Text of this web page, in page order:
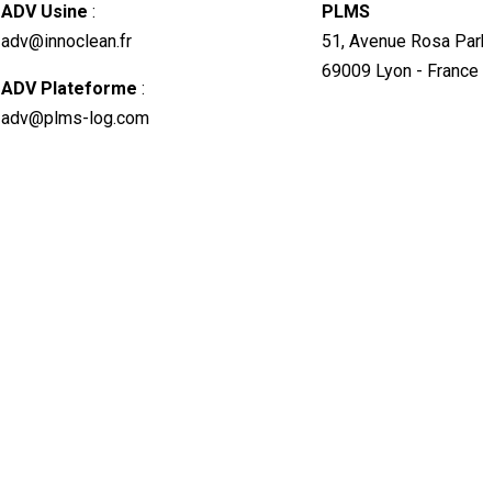
ADV Usine :
adv@innoclean.fr
ADV Plateforme :
adv@plms-log.com
PLMS
51, Avenue Rosa
69009 Lyon - France